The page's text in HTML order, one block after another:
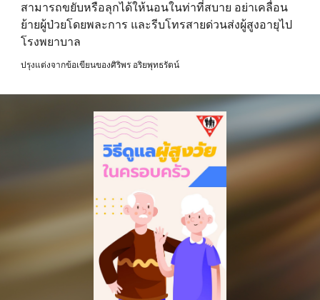
สามารถขยับหรือลุกได้ให้นอนในท่าที่สบาย อย่าเคลื่อน
ย้ายผู้ป่วยโดยพละการ และรีบโทรสายด่วนส่งผู้สูงอายุไป
โรงพยาบาล
ปรุงแต่งจากข้อเขียนของศิริพร อริยพุทธรัตน์